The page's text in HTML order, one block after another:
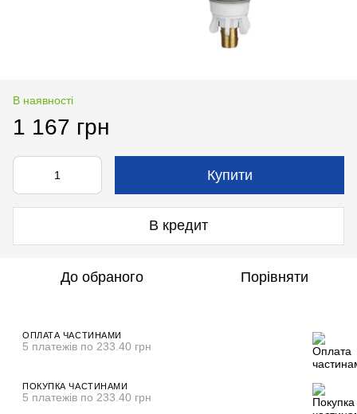
В наявності
1 167 грн
Купити
В кредит
До обраного Порівняти
ОПЛАТА ЧАСТИНАМИ
5 платежів по 233.40 грн
ПОКУПКА ЧАСТИНАМИ
5 платежів по 233.40 грн